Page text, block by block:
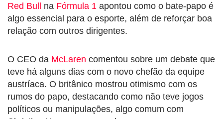
Red Bull na Fórmula 1 apontou como o bate-papo é
algo essencial para o esporte, além de reforçar boa
relação com outros dirigentes.
O CEO da McLaren comentou sobre um debate que
teve há alguns dias com o novo chefão da equipe
austríaca. O britânico mostrou otimismo com os
rumos do papo, destacando como não teve jogos
políticos ou manipulações, algo comum com